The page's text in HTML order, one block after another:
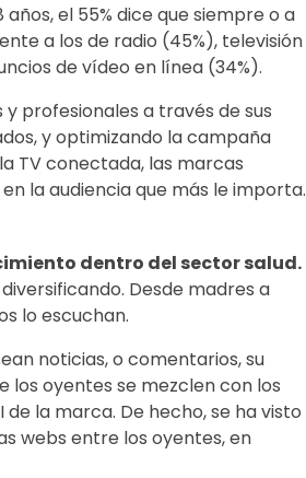
el 55% dice que siempre o a
a los de radio (45%), televisión
de vídeo en línea (34%).
profesionales a través de sus
y optimizando la campaña
TV conectada, las marcas
la audiencia que más le importa.
dentro del sector salud.
Desde madres a
lo escuchan.
noticias, o comentarios, su
los oyentes se mezclen con los
la marca. De hecho, se ha visto
webs entre los oyentes, en